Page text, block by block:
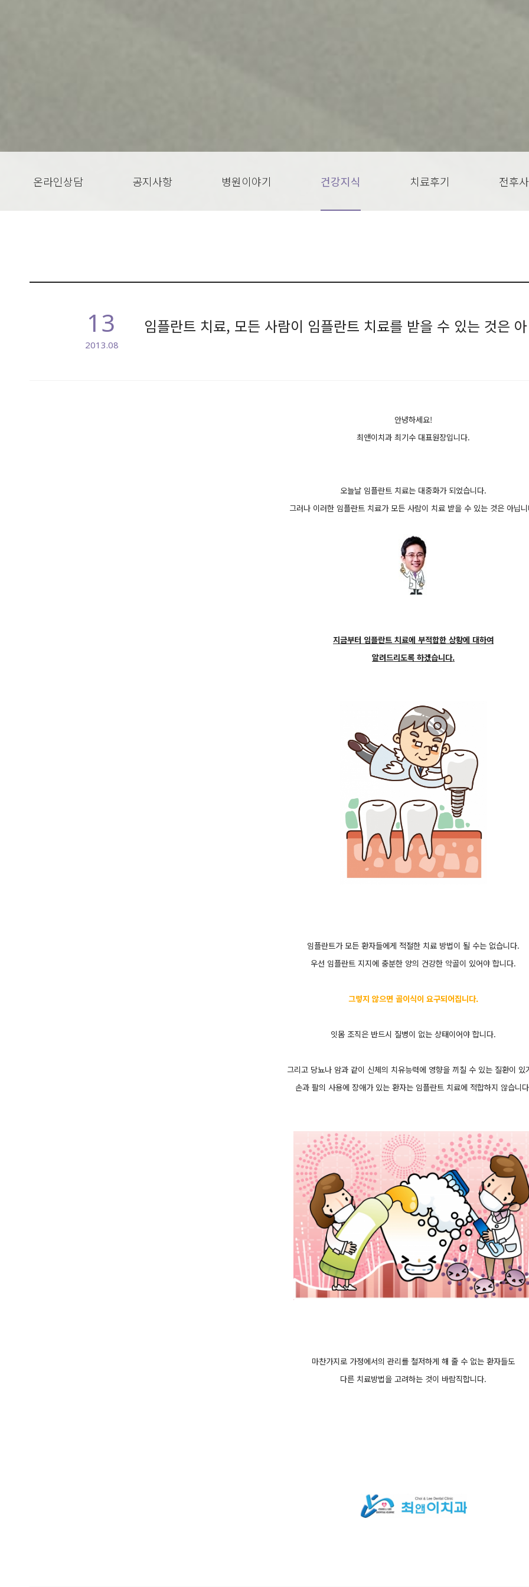
온라인상담 공지사항 병원이야기 건강지식 치료후기 전후
13
2013.08
임플란트 치료, 모든 사람이 임플란트 치료를 받을 수 있는 것은
안녕하세요!
최앤이치과 최기수 대표원장입니다.
오늘날 임플란트 치료는 대중화가 되었습니다.
그러나 이러한 임플란트 치료가 모든 사람이 치료 받을 수 있는 것은 아닙
지금부터 임플란트 치료에 부적합한 상황에 대하여
알려드리도록 하겠습니다.
임플란트가 모든 환자들에게 적절한 치료 방법이 될 수는 없습니다.
우선 임플란트 지지에 충분한 양의 건강한 악골이 있어야 합니다.
그렇지 않으면 골이식이 요구되어집니다.
잇몸 조직은 반드시 질병이 없는 상태이어야 합니다.
그리고 당뇨나 암과 같이 신체의 치유능력에 영향을 끼칠 수 있는 질환이 있
손과 팔의 사용에 장애가 있는 환자는 임플란트 치료에 적합하지 않습니
마찬가지로 가정에서의 관리를 철저하게 해 줄 수 없는 환자들도
다른 치료방법을 고려하는 것이 바람직합니다.